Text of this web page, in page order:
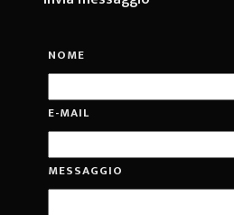
NOME
E-MAIL
MESSAGGIO